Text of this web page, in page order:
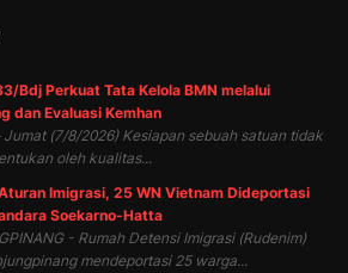
Bdj Perkuat Tata Kelola BMN melalui
dan Evaluasi Kemhan
Jumat (7/8/2026) Kesiapan sebuah satuan tidak
oleh kualitas...
Imigrasi, 25 WN Vietnam Dideportasi
Soekarno-Hatta
- Rumah Detensi Imigrasi (Rudenim)
mendeportasi 25 warga...